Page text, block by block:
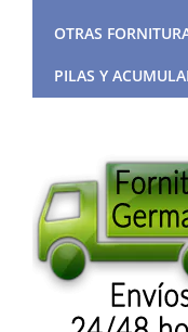
OTRAS
PILAS Y